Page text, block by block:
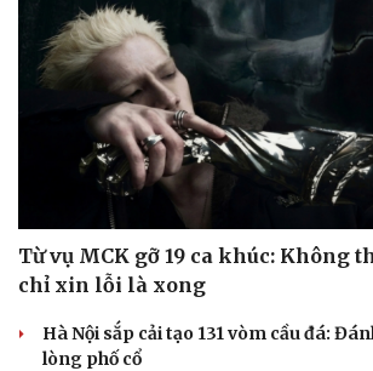
Từ vụ MCK gỡ 19 ca khúc: Không
chỉ xin lỗi là xong
Hà Nội sắp cải tạo 131 vòm cầu đá:
lòng phố cổ